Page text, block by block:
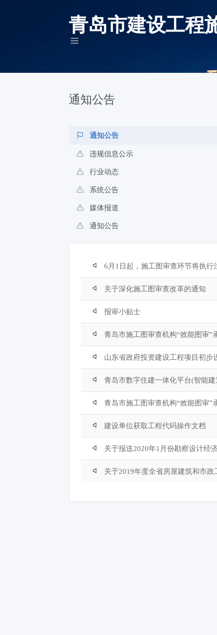
青岛市建设工程
通知公告
通知公告
违规信息公示
行业动态
系统公告
媒体报道
通知公告
6月1日起，施工图审查环节将执
关于深化施工图审查改革的通知
报审小贴士
青岛市施工图审查机构“效能图审”
山东省政府投资建设工程项目初步
青岛市数字住建一体化平台(智能
青岛市施工图审查机构“效能图审”
建设单位获取工程代码操作文档
关于报送2020年1月份勘察设计经
关于2019年度全省房屋建筑和市